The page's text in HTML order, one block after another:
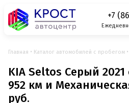
+7
Главная Каталог автомобилей с пробегом
KIA Seltos Серый 2021
952 км и
руб.